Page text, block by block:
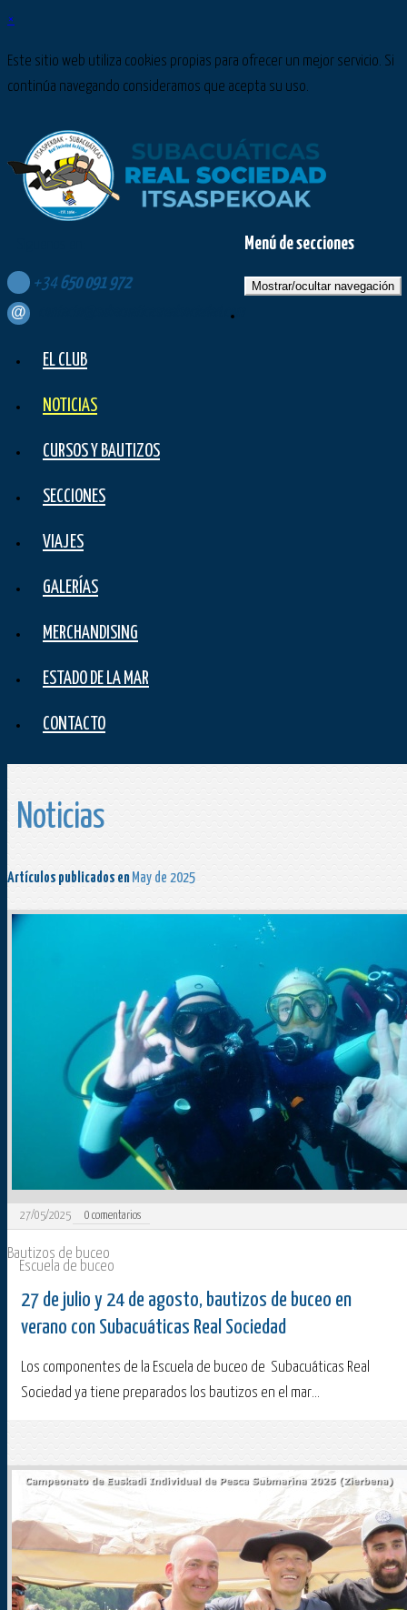
×
Este sitio web utiliza cookies propias para ofrecer un mejor servicio. Si
continúa navegando consideramos que acepta su uso.
+34 650 091 972
contacto@subacuaticasrealsociedad.com
Menú de secciones
Mostrar/ocultar navegación
EL CLUB
NOTICIAS
CURSOS Y BAUTIZOS
SECCIONES
VIAJES
GALERÍAS
MERCHANDISING
ESTADO DE LA MAR
CONTACTO
Noticias
Artículos publicados en May de 2025
27/05/2025 0 comentarios
Bautizos de buceo
Escuela de buceo
27 de julio y 24 de agosto, bautizos de buceo en
verano con Subacuáticas Real Sociedad
Los componentes de la Escuela de buceo de Subacuáticas Real
Sociedad ya tiene preparados los bautizos en el mar...